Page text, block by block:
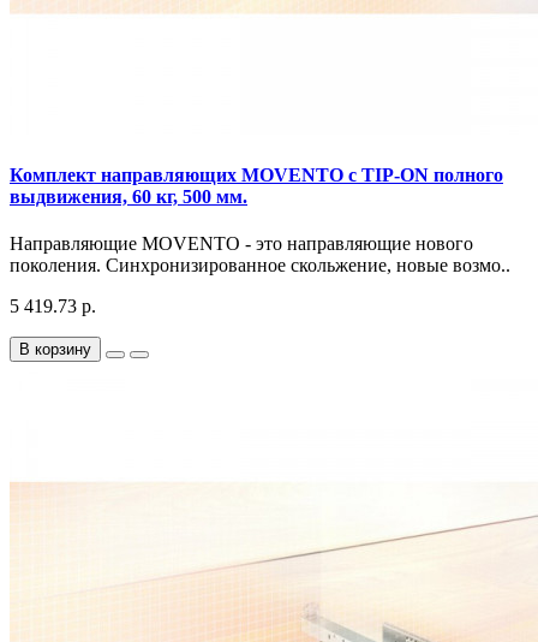
Комплект направляющих MOVENTO с TIP-ON полного
выдвижения, 60 кг, 500 мм.
Направляющие MOVENTO - это направляющие нового
поколения. Синхронизированное скольжение, новые возмо..
5 419.73 р.
В корзину